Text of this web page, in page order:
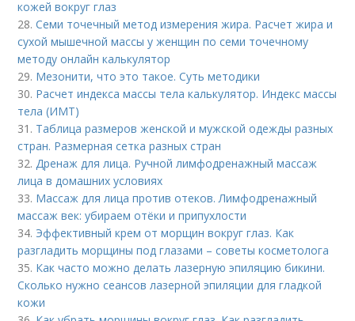
кожей вокруг глаз
28.Семи точечный метод измерения жира. Расчет жира и
сухой мышечной массы у женщин по семи точечному
методу онлайн калькулятор
29. Мезонити, что это такое. Суть методики
30. Расчет индекса массы тела калькулятор. Индекс массы
тела (ИМТ)
31. Таблица размеров женской и мужской одежды разных
стран. Размерная сетка разных стран
32. Дренаж для лица. Ручной лимфодренажный массаж
лица в домашних условиях
33. Массаж для лица против отеков. Лимфодренажный
массаж век: убираем отёки и припухлости
34. Эффективный крем от морщин вокруг глаз. Как
разгладить морщины под глазами – советы косметолога
35. Как часто можно делать лазерную эпиляцию бикини.
Сколько нужно сеансов лазерной эпиляции для гладкой
кожи